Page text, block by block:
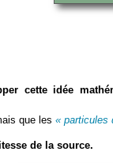
cette idée
que les « particules
de la source.